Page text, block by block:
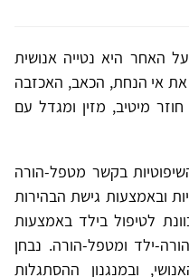
האחר היא נטייה אנושית
אי הנחת, הכאב, האכזבה
מיטיב, מזין ומגדל עם
בקשר מטפל-הורה
ובאמצעות גישת הבהירות
לטיפול בילד באמצעות
ילד ומטפל-הורה. נבחן
ובמנגנון ההסתגלות